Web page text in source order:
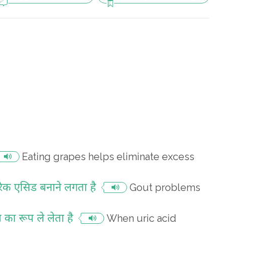
Eating grapes helps eliminate excess
एसिड बनाने लगता है
Gout problems
का रूप ले लेता है
When uric acid